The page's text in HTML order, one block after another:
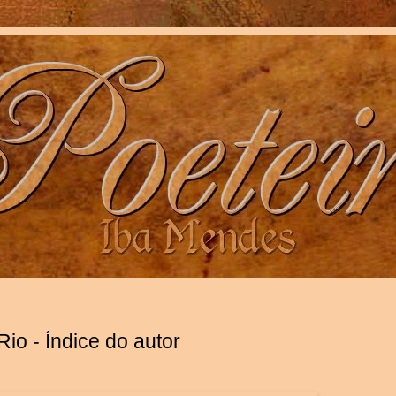
- Índice do autor